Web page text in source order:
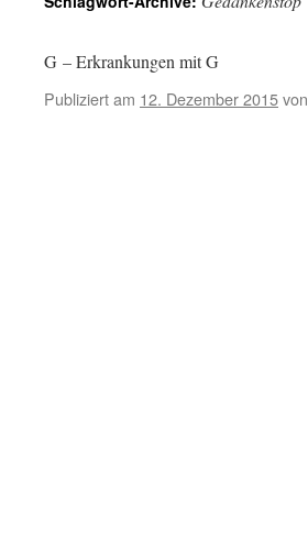
G – Erkrankungen mit G
Publiziert am 12. Dezember 2015von